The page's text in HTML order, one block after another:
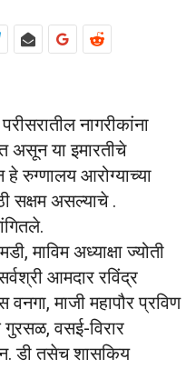
नागरीकांना
असून या इमारतीचे
रुग्णालय आरोग्याच्या
सक्षम असल्याचे .
माविम अध्याक्षा ज्योती
आमदार रविंद्र
वनगा, माजी महापौर प्रविण
गुरसळ, वसई-विरार
डी तसेच शासकिय